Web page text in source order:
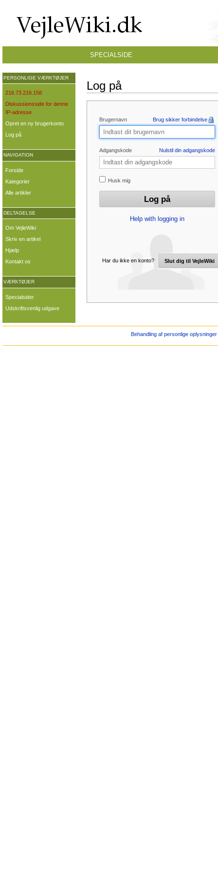
Log på
Brugernavn Brug sikker forbindelse
Adgangskode Nulstil din adgangskode
Husk mig
Help with logging in
Har du ikke en konto? Slut dig til VejleWiki
SPECIALSIDE
PERSONLIGE VÆRKTØJER
216.73.216.158
Diskussionsside for denne
IP-adresse
Opret en ny brugerkonto
Log på
NAVIGATION
Forside
Kategorier
Alle artikler
DELTAGELSE
Om VejleWiki
Skriv en artikel
Hjælp
Kontakt os
VÆRKTØJER
Specialsider
Udskriftsvenlig udgave
Behandling af personlige oplysninger